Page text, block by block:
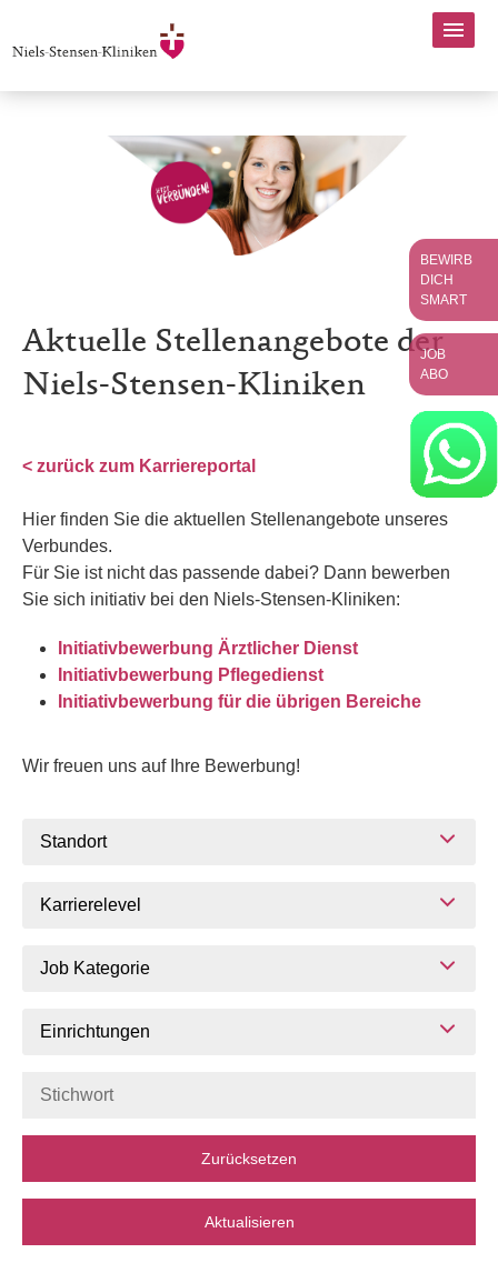
Aktuelle Stellenangebote der
Niels-Stensen-Kliniken
< zurück zum Karriereportal
Hier finden Sie die aktuellen Stellenangebote unseres
Verbundes.
Für Sie ist nicht das passende dabei? Dann bewerben
Sie sich initiativ bei den Niels-Stensen-Kliniken:
Initiativbewerbung Ärztlicher Dienst
Initiativbewerbung Pflegedienst
Initiativbewerbung für die übrigen Bereiche
Wir freuen uns auf Ihre Bewerbung!
Standort
Karrierelevel
Job Kategorie
Einrichtungen
Zurücksetzen
Aktualisieren
BEWIRB
DICH
SMART
JOB
ABO